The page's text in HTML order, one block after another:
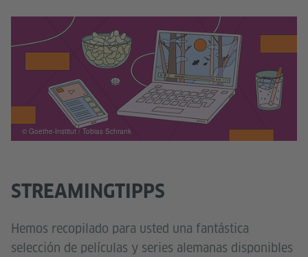
STREAMINGTIPPS
Hemos recopilado para usted una fantástica
selección de películas y series alemanas disponibles
© Goethe-Institut / Tobias Schrank